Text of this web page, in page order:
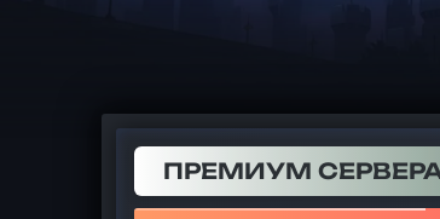
ПРЕМИУМ СЕРВЕРА